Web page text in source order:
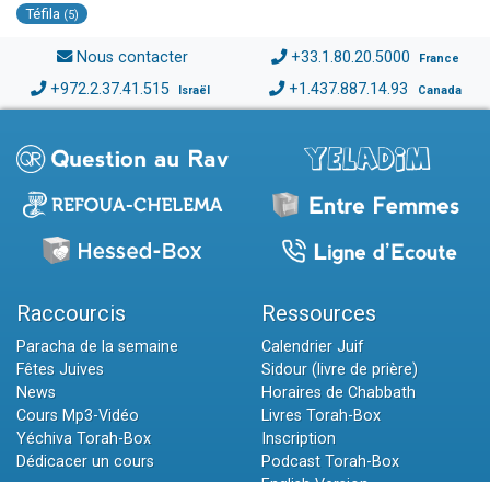
Téfila (5)
Nous contacter +33.1.80.20.5000 France
+972.2.37.41.515 Israël +1.437.887.14.93 Canada
Raccourcis
Paracha de la semaine
Fêtes Juives
News
Cours Mp3-Vidéo
Yéchiva Torah-Box
Dédicacer un cours
Ressources
Calendrier Juif
Sidour (livre de prière)
Horaires de Chabbath
Livres Torah-Box
Inscription
Podcast Torah-Box